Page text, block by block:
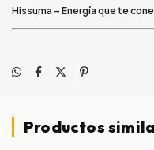
Hissuma – Energía que te
Productos